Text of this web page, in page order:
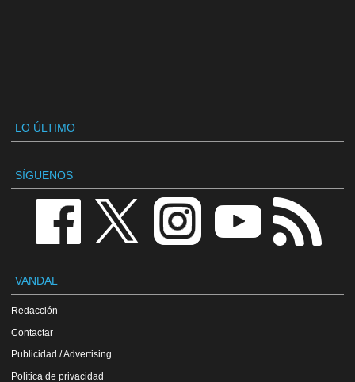
LO ÚLTIMO
SÍGUENOS
VANDAL
Redacción
Contactar
Publicidad / Advertising
Política de privacidad